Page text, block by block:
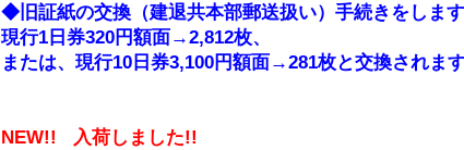
◆旧証紙の交換（建退共本部郵送扱い）手続きをします
現行1日券320円額面→2,812枚、
または、現行10日券3,100円額面→281枚と交換されます
NEW!!
入荷しました!!